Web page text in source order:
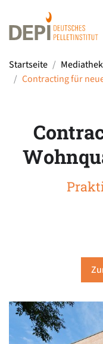
Startseite
Mediathek
Contracting für